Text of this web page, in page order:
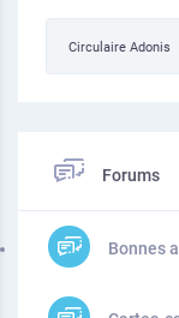
Forums
Bonnes